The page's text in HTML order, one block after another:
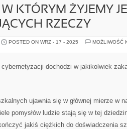
KTÓRYM ŻYJEMY
RZECZY
POSTED ON WRZ - 17 - 2025
MOŻLIWOŚĆ
dochodzi w jakikolwiek
ujawnia się w głównej mierze w
pomysłów ludzie stają się w tej
jakiś ciężkich do doświadczenia